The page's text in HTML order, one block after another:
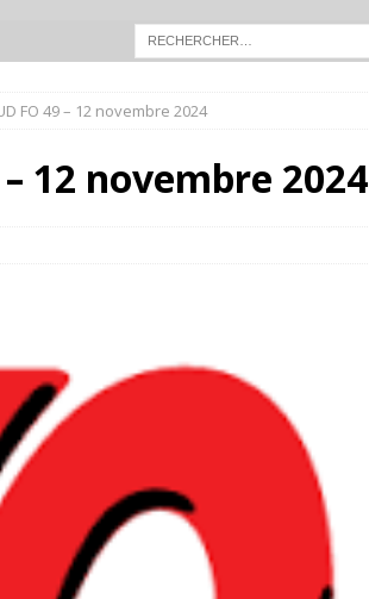
FO 49 – 12 novembre 2024
12 novembre 2024